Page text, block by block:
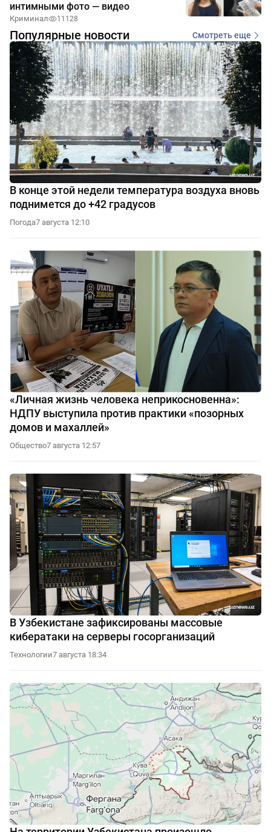
интимными фото — видео
Криминал 11128
Популярные новости Смотреть еще
В конце этой недели температура воздуха вновь
поднимется до +42 градусов
Погода7 августа 12:10
«Личная жизнь человека неприкосновенна»:
НДПУ выступила против практики «позорных
домов и махаллей»
Общество7 августа 12:57
В Узбекистане зафиксированы массовые
кибератаки на серверы госорганизаций
Технологии7 августа 18:34